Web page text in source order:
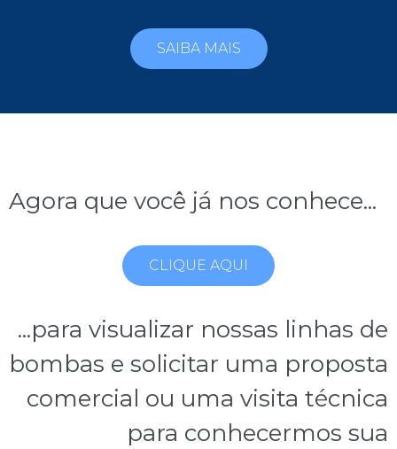
SAIBA MAIS
Agora que você já nos conhece...
CLIQUE AQUI
...para visualizar nossas linhas de
bombas e solicitar uma proposta
comercial ou uma visita técnica
para conhecermos sua